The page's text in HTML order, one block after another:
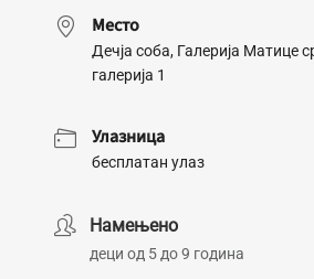
Место
Дечја соба, Галерија Матице
галерија 1
Улазница
бесплатан улаз
Намењено
деци од 5 до 9 година